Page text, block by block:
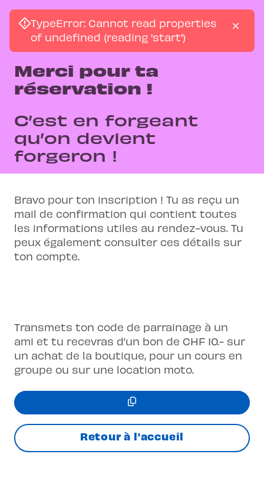
Menu
TypeError: Cannot read properties
of undefined (reading 'start')
Merci pour ta
réservation !
C’est en forgeant
qu’on devient
forgeron !
Bravo pour ton inscription ! Tu as reçu un
mail de confirmation qui contient toutes
les informations utiles au rendez-vous. Tu
peux également consulter ces détails sur
ton compte.
Transmets ton code de parrainage à un
ami et tu recevras d’un bon de CHF 10.- sur
un achat de la boutique, pour un cours en
groupe ou sur une location moto.
Retour à l'accueil